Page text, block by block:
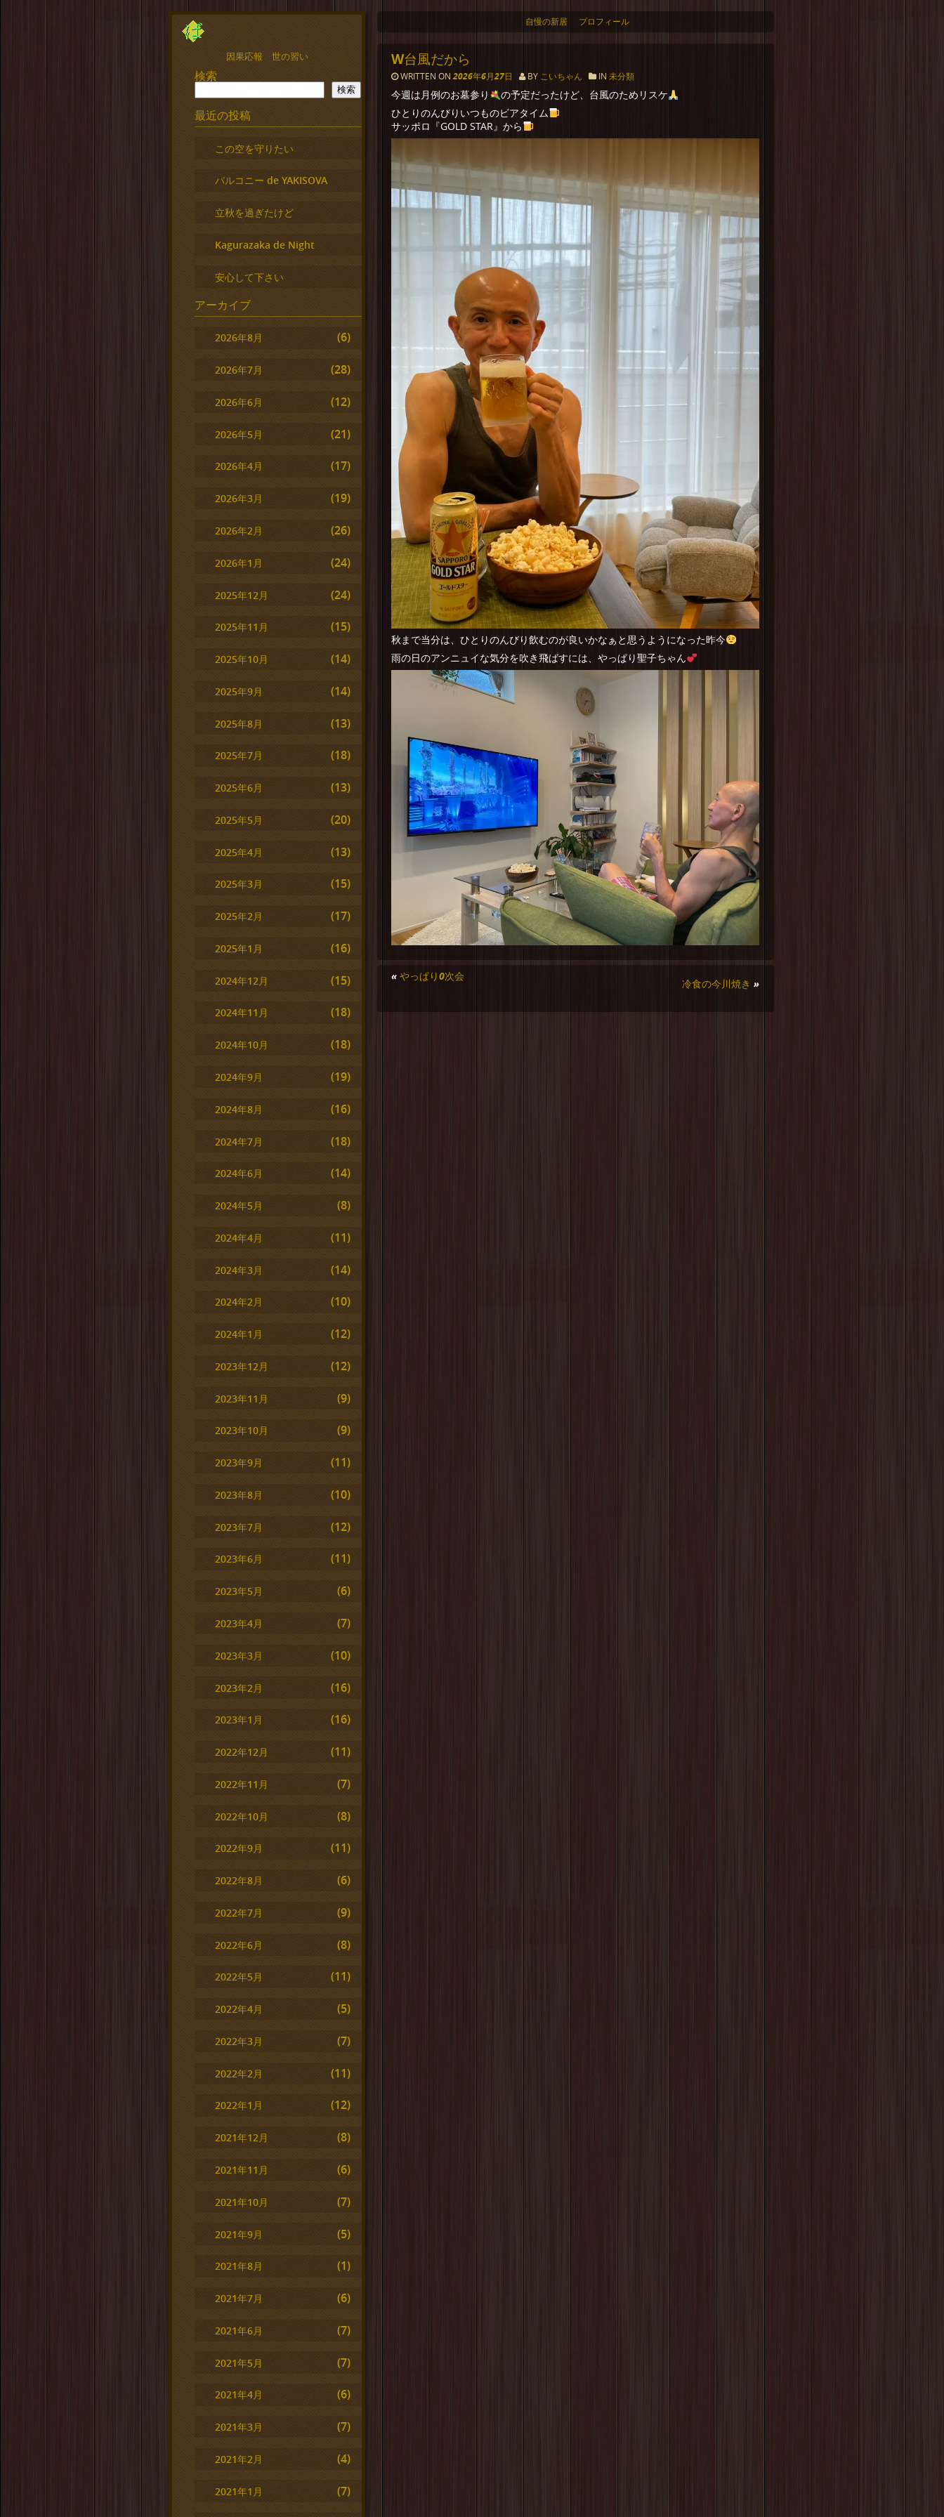
自慢の新居 プロフィール
W台風だから
WRITTEN ON2026年6月27日 BY こいちゃん IN未分類
今週は月例のお墓参り
の予定だったけど、台風のためリスケ
ひとりのんびりいつものビアタイム
サッポロ『GOLD STAR』から
秋まで当分は、ひとりのんびり飲むのが良いかなぁと思うようになった昨今
雨の日のアンニュイな気分を吹き飛ばすには、やっぱり聖子ちゃん
«やっぱり0次会
冷食の今川焼き »
因果応報 世の習い
検索
検索
最近の投稿
この空を守りたい
バルコニー de YAKISOVA
立秋を過ぎたけど
Kagurazaka de Night
安心して下さい
アーカイブ
2026年8月 (6)
2026年7月 (28)
2026年6月 (12)
2026年5月 (21)
2026年4月 (17)
2026年3月 (19)
2026年2月 (26)
2026年1月 (24)
2025年12月 (24)
2025年11月 (15)
2025年10月 (14)
2025年9月 (14)
2025年8月 (13)
2025年7月 (18)
2025年6月 (13)
2025年5月 (20)
2025年4月 (13)
2025年3月 (15)
2025年2月 (17)
2025年1月 (16)
2024年12月 (15)
2024年11月 (18)
2024年10月 (18)
2024年9月 (19)
2024年8月 (16)
2024年7月 (18)
2024年6月 (14)
2024年5月 (8)
2024年4月 (11)
2024年3月 (14)
2024年2月 (10)
2024年1月 (12)
2023年12月 (12)
2023年11月 (9)
2023年10月 (9)
2023年9月 (11)
2023年8月 (10)
2023年7月 (12)
2023年6月 (11)
2023年5月 (6)
2023年4月 (7)
2023年3月 (10)
2023年2月 (16)
2023年1月 (16)
2022年12月 (11)
2022年11月 (7)
2022年10月 (8)
2022年9月 (11)
2022年8月 (6)
2022年7月 (9)
2022年6月 (8)
2022年5月 (11)
2022年4月 (5)
2022年3月 (7)
2022年2月 (11)
2022年1月 (12)
2021年12月 (8)
2021年11月 (6)
2021年10月 (7)
2021年9月 (5)
2021年8月 (1)
2021年7月 (6)
2021年6月 (7)
2021年5月 (7)
2021年4月 (6)
2021年3月 (7)
2021年2月 (4)
2021年1月 (7)